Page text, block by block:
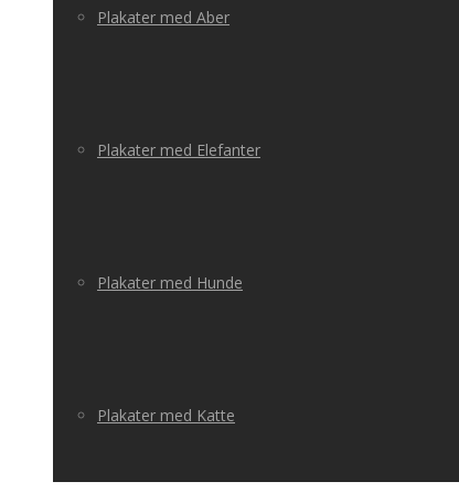
Plakater med Aber
Plakater med Elefanter
Plakater med Hunde
Plakater med Katte